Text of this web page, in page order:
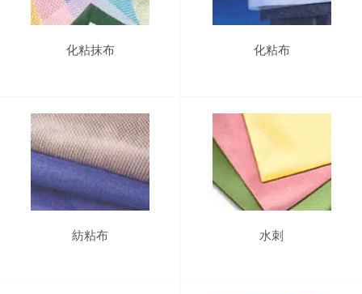
化粘抹布 化粘布
紡粘布 水刺